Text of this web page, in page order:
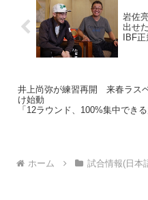
岩佐
出せ
IBF
井上尚弥が練習再開 来春ラス
け始動
「12ラウンド、100%集中でき
ホーム 試合情報(日本